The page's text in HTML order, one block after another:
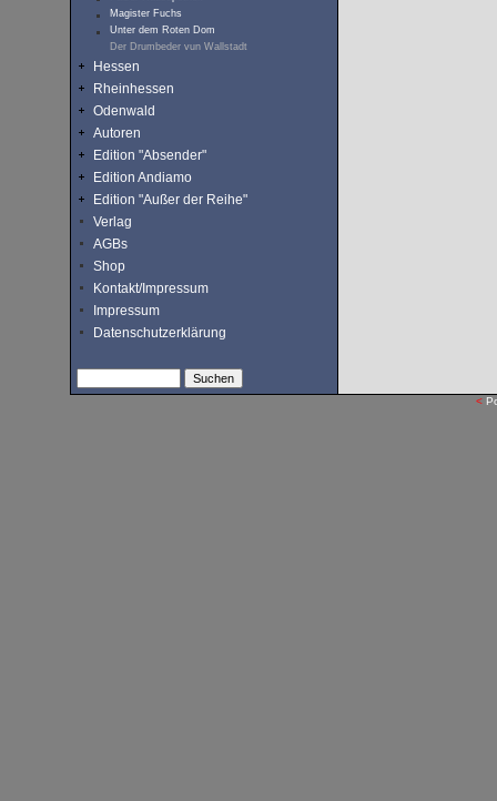
Magister Fuchs
Unter dem Roten Dom
Der Drumbeder vun Wallstadt
Hessen
Rheinhessen
Odenwald
Autoren
Edition "Absender"
Edition Andiamo
Edition "Außer der Reihe"
Verlag
AGBs
Shop
Kontakt/Impressum
Impressum
Datenschutzerklärung
<